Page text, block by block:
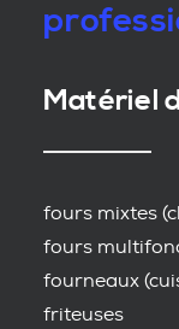
Matériel
fours mixtes
fours
fourneaux
friteuses